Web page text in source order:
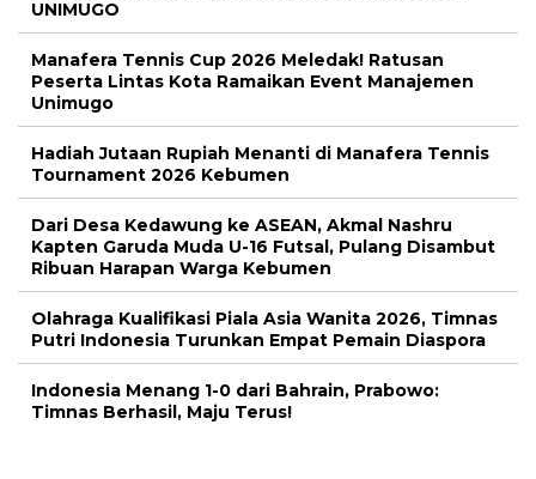
UNIMUGO
Manafera Tennis Cup 2026 Meledak! Ratusan
Peserta Lintas Kota Ramaikan Event Manajemen
Unimugo
Hadiah Jutaan Rupiah Menanti di Manafera Tennis
Tournament 2026 Kebumen
Dari Desa Kedawung ke ASEAN, Akmal Nashru
Kapten Garuda Muda U-16 Futsal, Pulang Disambut
Ribuan Harapan Warga Kebumen
Olahraga Kualifikasi Piala Asia Wanita 2026, Timnas
Putri Indonesia Turunkan Empat Pemain Diaspora
Indonesia Menang 1-0 dari Bahrain, Prabowo:
Timnas Berhasil, Maju Terus!